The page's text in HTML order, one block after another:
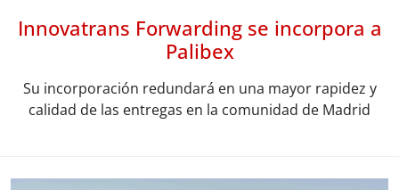
Innovatrans Forwarding se incorpora a
Palibex
Su incorporación redundará en una mayor rapidez y
calidad de las entregas en la comunidad de Madrid